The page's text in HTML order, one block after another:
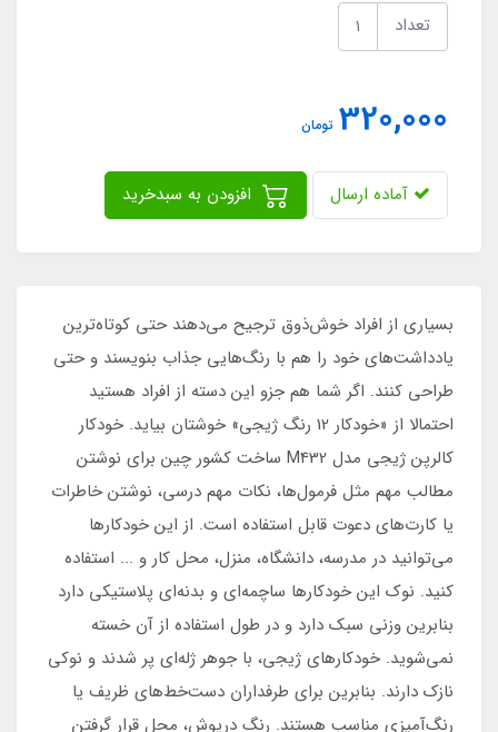
تعداد
320,000 تومان
آماده ارسال
بسیاری از افراد خوش‌ذوق ترجیح می‌دهند حتی کوتاه‌ترین
یادداشت‌های خود را هم با رنگ‌هایی جذاب بنویسند و حتی
طراحی کنند. اگر شما هم جزو این دسته از افراد هستید
احتمالا از «خودکار 12 رنگ ژيجي» خوشتان بیاید. خودکار
کالرپن ژیجی مدل M432 ساخت کشور چین برای نوشتن
مطالب مهم مثل فرمول‌ها، نکات مهم درسی، نوشتن خاطرات
یا کارت‌های دعوت قابل استفاده است. از این خودکارها
می‌توانید در مدرسه، دانشگاه، منزل، محل کار و ... استفاده
کنید. نوک این خودکارها ساچمه‌ای و بدنه‌ای پلاستیکی دارد
بنابرین وزنی سبک دارد و در طول استفاده از آن خسته
نمی‌شوید. خودکارهای ژيجي، با جوهر ژله‌ای پر شدند و نوکی
نازک دارند. بنابرین برای طرفداران دست‌خط‌‌های ظریف یا
رنگ‌آمیزی مناسب هستند. رنگ درپوش، محل قرار گرفتن